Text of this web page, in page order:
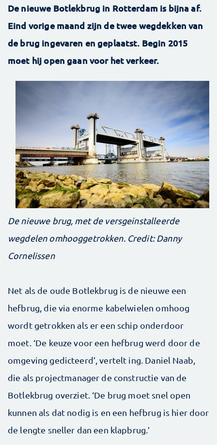
De nieuwe Botlekbrug in Rotterdam is bijna af.
Eind vorige maand zijn de twee wegdekken van
de brug ingevaren en geplaatst. Begin 2015
moet hij open gaan voor het verkeer.
De nieuwe brug, met de versgeinstalleerde
wegdelen omhooggetrokken. Credit: Danny
Cornelissen
Net als de oude Botlekbrug is de nieuwe een
hefbrug, die via enorme kabelwielen omhoog
wordt getrokken als er een schip onderdoor
moet. ‘De keuze voor een hefbrug werd door de
omgeving gedicteerd’, vertelt ing. Daniel Naab,
die als projectmanager de constructie van de
Botlekbrug overziet. ‘De brug moet snel open
kunnen als dat nodig is en een hefbrug is hier door
de lengte sneller dan een klapbrug.’